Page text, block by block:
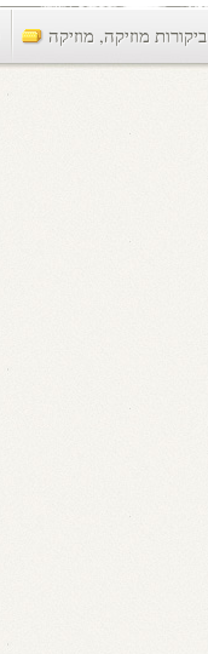
ביקורות מוזיקה, מוזיקה